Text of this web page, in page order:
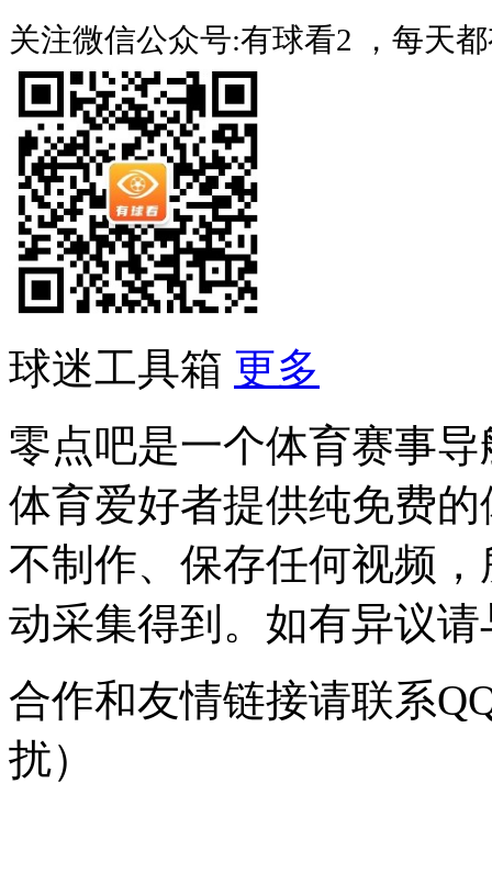
关注微信公众号:有球看2 ，每天
球迷工具箱 更多
零点吧是一个体育赛事
体育爱好者提供纯免费
不制作、保存任何视频
动采集得到。如有异议
合作和友情链接请联系
扰）